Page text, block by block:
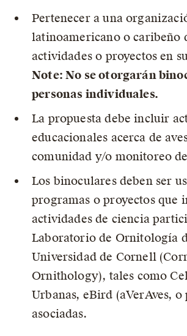
Pertenecer a una
latinoamericano o caribeño
actividades o proyectos en
Note: No se otorgarán
personas individuales.
La propuesta debe incluir
educacionales acerca de
comunidad y/o monitoreo
Los binoculares deben ser
programas o proyectos que
actividades de ciencia
Laboratorio de Ornitología
Universidad de Cornell
Ornithology), tales como
Urbanas, eBird (aVerAves,
asociadas.